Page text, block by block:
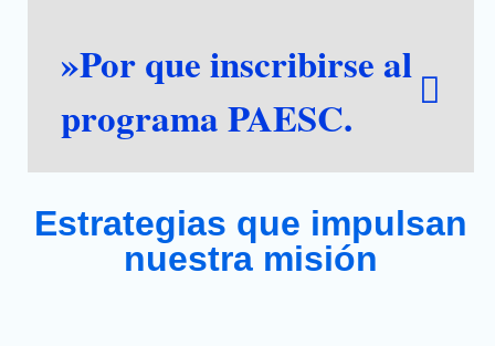
»Por que inscribirse al
programa PAESC.
Estrategias que impulsan
nuestra misión